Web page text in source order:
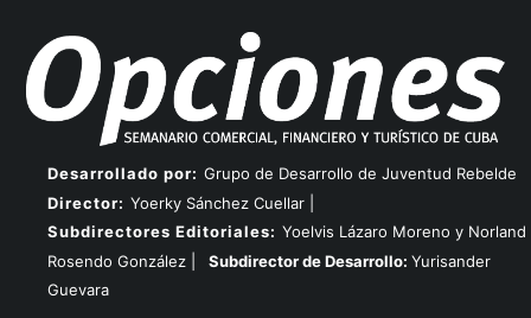
Desarrollado por: Grupo de Desarrollo de Juventud Rebelde
Director: Yoerky Sánchez Cuellar |
Subdirectores Editoriales: Yoelvis Lázaro Moreno y Norland
Rosendo González |
Subdirector de Desarrollo: Yurisander
Guevara